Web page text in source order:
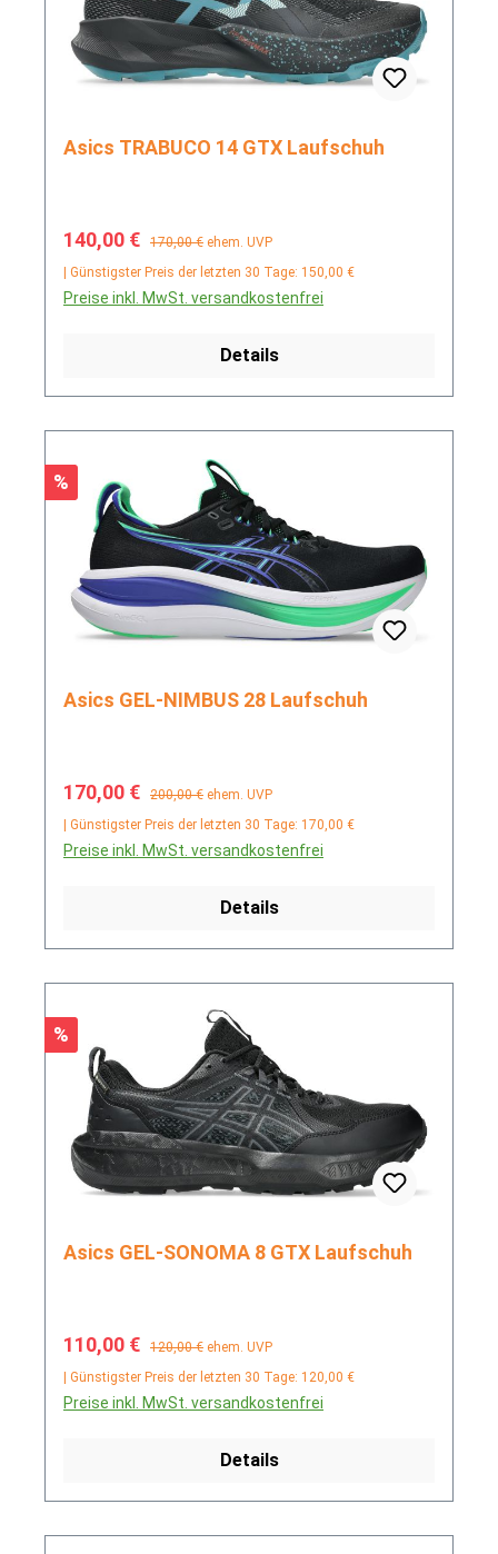
Asics TRABUCO 14 GTX Laufschuh
Verkaufspreis:
140,00 € Regulärer Preis:
170,00 € ehem. UVP
| Günstigster Preis der letzten 30 Tage: 150,00 €
Preise inkl. MwSt. versandkostenfrei
Details
Rabatt
%
Asics GEL-NIMBUS 28 Laufschuh
Verkaufspreis:
170,00 € Regulärer Preis:
200,00 € ehem. UVP
| Günstigster Preis der letzten 30 Tage: 170,00 €
Preise inkl. MwSt. versandkostenfrei
Details
Rabatt
%
Asics GEL-SONOMA 8 GTX Laufschuh
Verkaufspreis:
110,00 € Regulärer Preis:
120,00 € ehem. UVP
| Günstigster Preis der letzten 30 Tage: 120,00 €
Preise inkl. MwSt. versandkostenfrei
Details